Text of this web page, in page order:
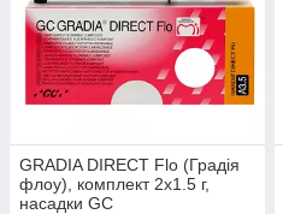
GRADIA DIRECT Flo (Градія
флоу), комплект 2x1.5 г,
насадки GC